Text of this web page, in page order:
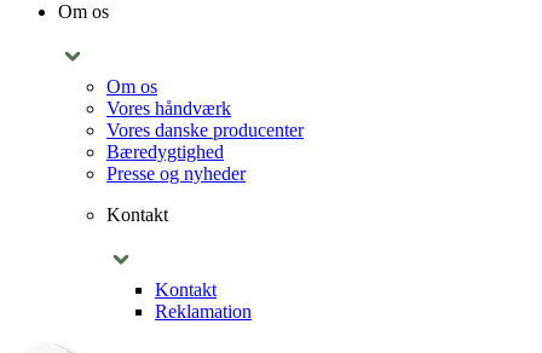
Om os
Om os
Vores håndværk
Vores danske producenter
Bæredygtighed
Presse og nyheder
Kontakt
Kontakt
Reklamation